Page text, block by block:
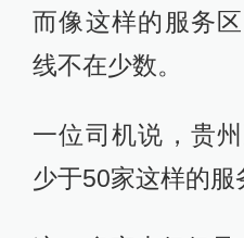
而像这样的服务
线不在少数。
一位司机说，贵
少于50家这样的服